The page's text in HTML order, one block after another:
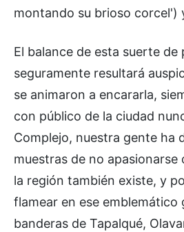
montando su brioso corcel')
El balance de esta suerte
seguramente resultará
se animaron a encararla,
con público de la ciudad
Complejo, nuestra gente ha
muestras de no apasionarse
la región también existe, y
flamear en ese emblemático
banderas de Tapalqué,